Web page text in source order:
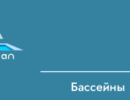
Бассейны